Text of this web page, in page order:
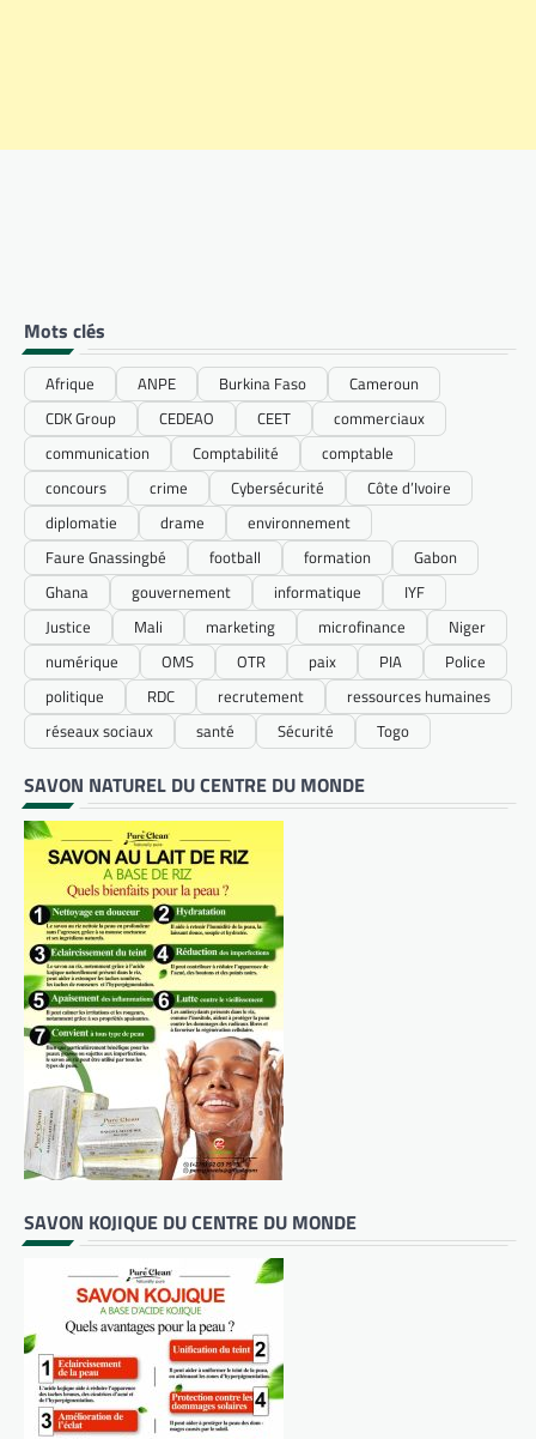
Mots clés
Afrique ANPE Burkina Faso
Cameroun
CDK Group
CEDEAO CEET
commerciaux
communication
Comptabilité
comptable
concours
crime Cybersécurité
Côte d’Ivoire
diplomatie
drame
environnement
Faure Gnassingbé
football formation
Gabon
Ghana
gouvernement informatique
IYF
Justice
Mali marketing microfinance
Niger
numérique
OMS OTR paix PIA
Police
politique
RDC recrutement
ressources humaines
réseaux sociaux
santé Sécurité Togo
SAVON NATUREL DU CENTRE DU MONDE
SAVON KOJIQUE DU CENTRE DU MONDE